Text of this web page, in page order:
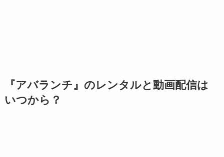
『アバランチ』のレンタルと動画配信は
いつから？